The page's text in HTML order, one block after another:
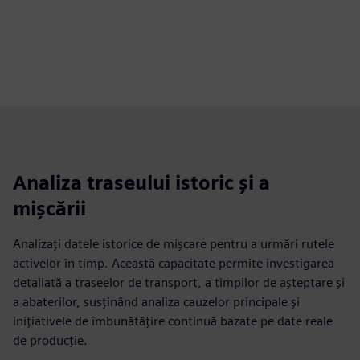
Analiza traseului istoric și a
mișcării
Analizați datele istorice de mișcare pentru a urmări rutele
activelor în timp. Această capacitate permite investigarea
detaliată a traseelor de transport, a timpilor de așteptare și
a abaterilor, susținând analiza cauzelor principale și
inițiativele de îmbunătățire continuă bazate pe date reale
de producție.